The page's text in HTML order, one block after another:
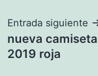
Entrada siguiente
nueva
2019 roja